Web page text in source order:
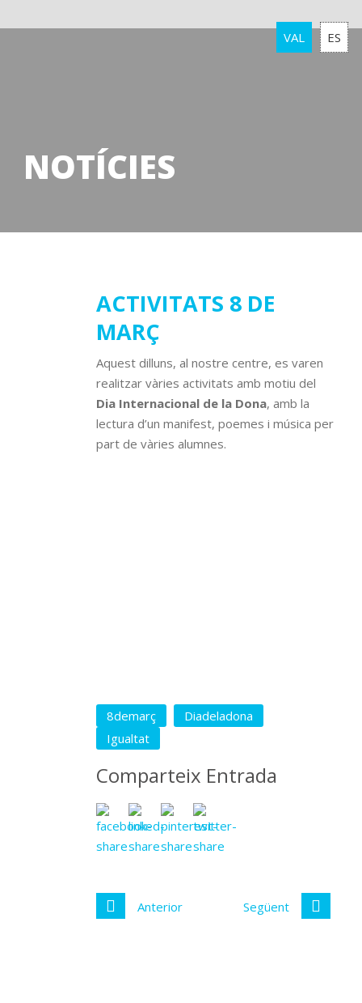
VAL ES
NOTÍCIES
ACTIVITATS 8 DE
MARÇ
Aquest dilluns, al nostre centre, es varen
realitzar vàries activitats amb motiu del
Dia Internacional de la Dona, amb la
lectura d’un manifest, poemes i música per
part de vàries alumnes.
8demarç
Diadeladona
Igualtat
Comparteix Entrada
Anterior Següent